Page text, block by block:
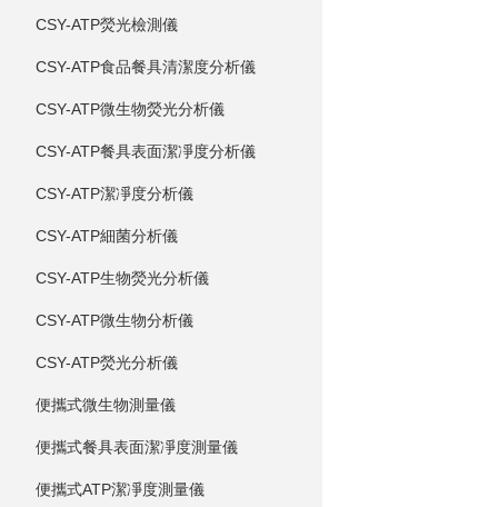
CSY-ATP熒光檢測儀
CSY-ATP食品餐具清潔度分析儀
CSY-ATP微生物熒光分析儀
CSY-ATP餐具表面潔凈度分析儀
CSY-ATP潔凈度分析儀
CSY-ATP細菌分析儀
CSY-ATP生物熒光分析儀
CSY-ATP微生物分析儀
CSY-ATP熒光分析儀
便攜式微生物測量儀
便攜式餐具表面潔凈度測量儀
便攜式ATP潔凈度測量儀